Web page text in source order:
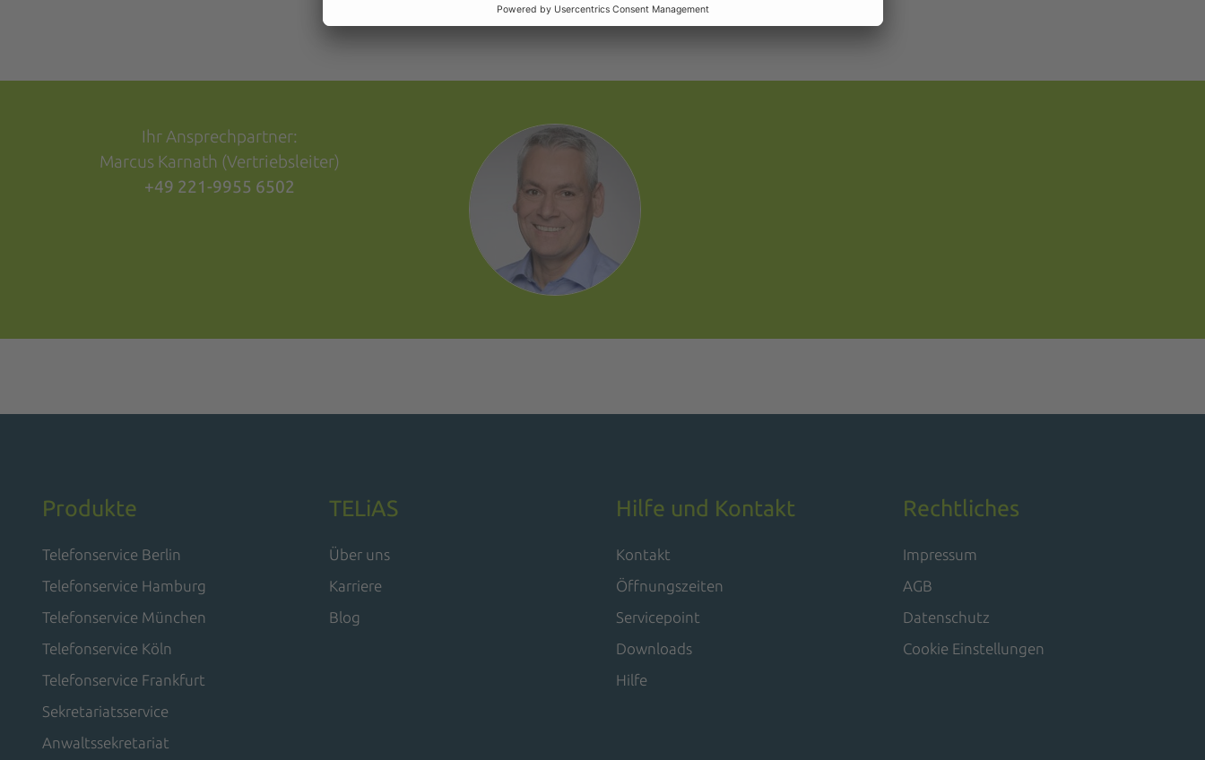
Ihr Ansprechpartner:
Marcus Karnath (Vertriebsleiter)
+49 221-9955 6502
Produkte
Telefonservice Berlin
Telefonservice Hamburg
Telefonservice München
Telefonservice Köln
Telefonservice Frankfurt
Sekretariatsservice
Anwaltssekretariat
TELiAS
Über uns
Karriere
Blog
Hilfe und Kontakt
Kontakt
Öffnungszeiten
Servicepoint
Downloads
Hilfe
Rechtliches
Impressum
AGB
Datenschutz
Cookie Einstellungen